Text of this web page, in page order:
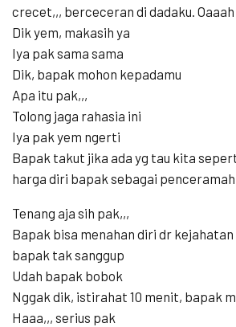
crecet,,, berceceran di dadaku.
Dik yem, makasih ya
Iya pak sama sama
Dik, bapak mohon kepadamu
Apa itu pak,,,
Tolong jaga rahasia ini
Iya pak yem ngerti
Bapak takut jika ada yg tau kita
harga diri bapak sebagai
Tenang aja sih pak,,,
Bapak bisa menahan diri dr
bapak tak sanggup
Udah bapak bobok
Nggak dik, istirahat 10 menit, bapak
Haaa,,, serius pak